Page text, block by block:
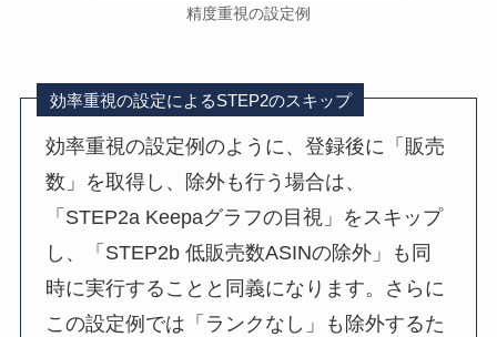
精度重視の設定例
効率重視の設定によるSTEP2のスキップ
効率重視の設定例のように、登録後に「販売
数」を取得し、除外も行う場合は、
「STEP2a Keepaグラフの目視」をスキップ
し、「STEP2b 低販売数ASINの除外」も同
時に実行することと同義になります。さらに
この設定例では「ランクなし」も除外するた